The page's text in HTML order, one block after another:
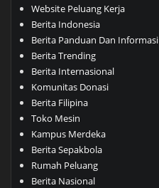
Website Peluang Kerja
Berita Indonesia
Berita Panduan Dan Informasi
Berita Trending
Berita Internasional
Komunitas Donasi
Berita Filipina
Toko Mesin
Kampus Merdeka
Berita Sepakbola
Rumah Peluang
Berita Nasional